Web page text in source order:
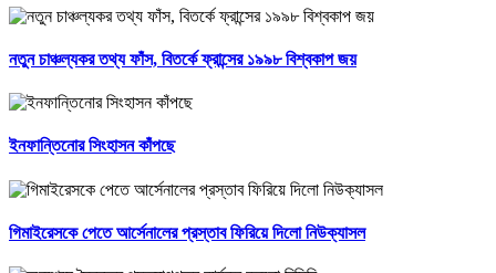
নতুন চাঞ্চল্যকর তথ্য ফাঁস, বিতর্কে ফ্রান্সের ১৯৯৮ বিশ্বকাপ জয়
ইনফান্তিনোর সিংহাসন কাঁপছে
গিমাইরেসকে পেতে আর্সেনালের প্রস্তাব ফিরিয়ে দিলো নিউক্যাসল